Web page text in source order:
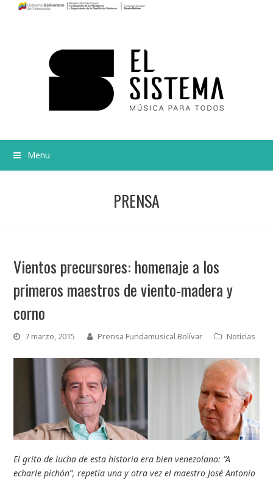
Menu
PRENSA
Vientos precursores: homenaje a los
primeros maestros de viento-madera y
corno
7 marzo, 2015 Prensa Fundamusical Bolívar Noticias
El grito de lucha de esta historia era bien venezolano: “A
echarle pichón”, repetía una y otra vez el maestro José Antonio